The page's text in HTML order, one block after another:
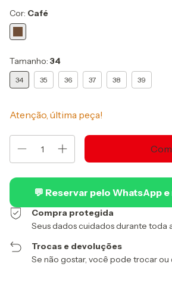
Cor: Café
Tamanho: 34
34 35 36 37 38 39
Atenção, última peça!
💬 Reservar pelo WhatsApp
Compra protegida
Seus dados cuidados durante toda
Trocas e devoluções
Se não gostar, você pode trocar ou